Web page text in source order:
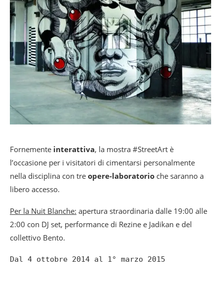
Fornemente interattiva, la mostra #StreetArt è
l’occasione per i visitatori di cimentarsi personalmente
nella disciplina con tre opere-laboratorio che saranno a
libero accesso.
Per la Nuit Blanche: apertura straordinaria dalle 19:00 alle
2:00 con DJ set, performance di Rezine e Jadikan e del
collettivo Bento.
Dal 4 ottobre 2014 al 1° marzo 2015